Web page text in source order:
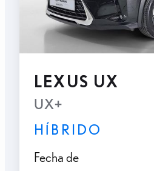
LEXUS UX
UX+
HÍBRIDO
Fecha de